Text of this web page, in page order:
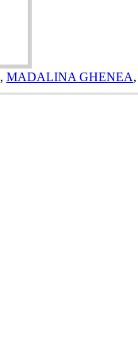
, MADALINA GHENEA,